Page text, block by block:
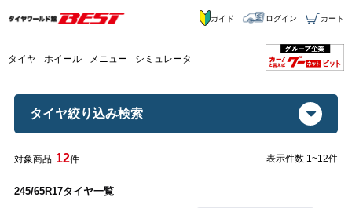
タイヤ ホイール メニュー シミュレータ
ガイド ログイン カート
タイヤ絞り込み検索
対象商品 12件 表示件数 1~12件
245/65R17タイヤ一覧